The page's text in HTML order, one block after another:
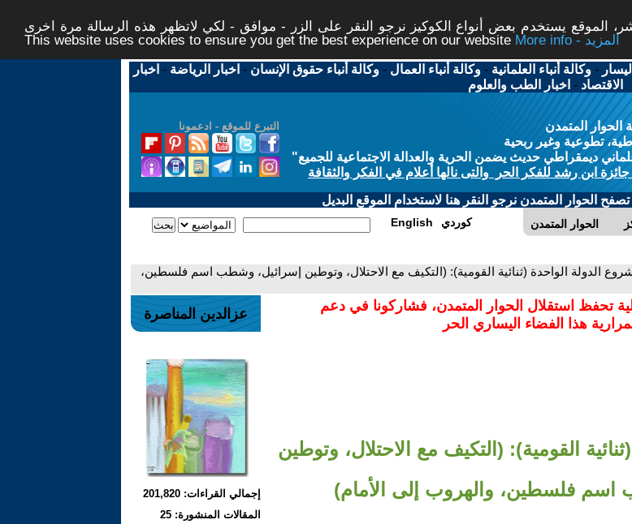
الموقع يستخدم بعض أنواع الكوكيز نرجو النقر على الزر - موافق - لكي لاتظهر هذه الرسالة مرة اخرى -
This website uses cookies to ensure you get the best experience on our website
More info - المزيد
-وكالة أنباء العلمانية -وكالة أنباء العمال -وكالة أنباء حقوق الإنسان - اخبار الرياضة - اخبار
الاقتصاد - اخبار الطب والعلوم
التبرع للموقع - ادعمونا
المتمدن
تطوعية وغير ربحية
ديمقراطي حديث يضمن الحرية والعدالة الاجتماعية للجميع"
ابن رشد للفكر الحر والتى نالها أعلام في الفكر والثقافة
الحوار المتمدن نرجو النقر هنا لاستخدام الموقع البديل
الحوار المتمدن English كوردي
الدولة الواحدة (ثنائية القومية): (التكيف مع الاحتلال، وتوطين إسرائيل، وشطب اسم فلسطين،
تحفظ استقلال الحوار المتمدن، فشاركونا في دعم
هذا الفضاء اليساري الحر
القومية): (التكيف مع الاحتلال، وتوطين
اسم فلسطين، والهروب إلى الأمام)
عزالدين المناصرة
إجمالي القراءات: 201,820
المقالات المنشورة: 25